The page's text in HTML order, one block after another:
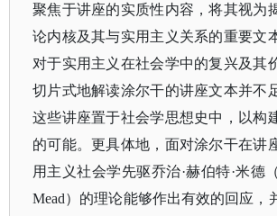
聚焦于讲座的实质性内容，将其视为
论内核及其与实用主义关系的重要文
对于实用主义在社会学中的复兴及其
切片式地解读涂尔干的讲座文本并不
这些讲座置于社会学思想史中，以构
的可能。更具体地，面对涂尔干在讲
用主义社会学先驱乔治·赫伯特·米德
Mead）的理论能够作出有效的回应，